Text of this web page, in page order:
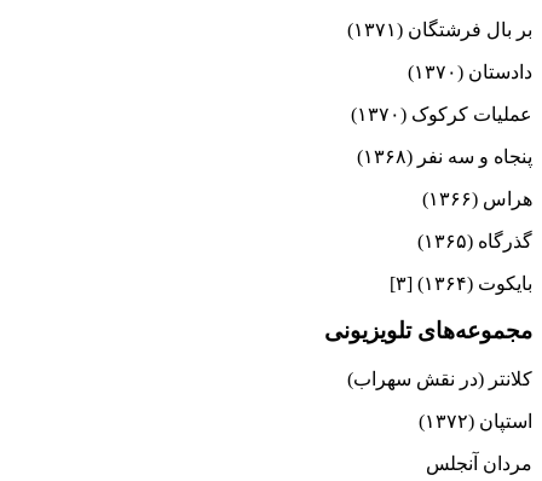
بر بال فرشتگان (۱۳۷۱)
دادستان (۱۳۷۰)
عملیات کرکوک (۱۳۷۰)
پنجاه و سه نفر (۱۳۶۸)
هراس (۱۳۶۶)
گذرگاه (۱۳۶۵)
بایکوت (۱۳۶۴) [۳]
مجموعه‌های تلویزیونی
کلانتر (در نقش سهراب)
استپان (۱۳۷۲)
مردان آنجلس